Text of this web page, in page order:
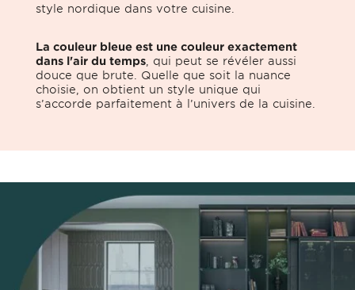
style nordique dans votre cuisine.
La couleur bleue est une couleur exactement
dans l'air du temps, qui peut se révéler aussi
douce que brute. Quelle que soit la nuance
choisie, on obtient un style unique qui
s’accorde parfaitement à l’univers de la cuisine.